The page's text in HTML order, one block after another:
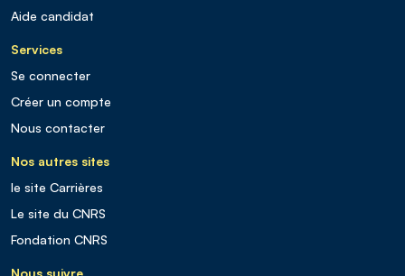
Aide candidat
Services
Se connecter
Créer un compte
Nous contacter
Nos autres sites
le site Carrières
Le site du CNRS
Fondation CNRS
Nous suivre